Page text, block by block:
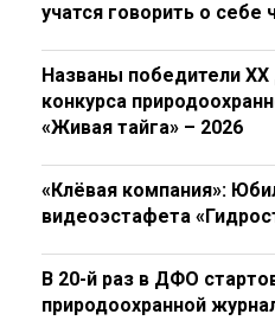
учатся говорить о себе
Названы победители
конкурса
«Живая тайга» – 2026
«Клёвая компания»:
видеоэстафета
В 20-й раз в ДФО
природоохранной